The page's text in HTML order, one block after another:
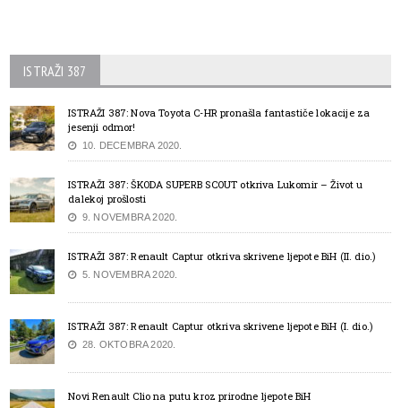
ISTRAŽI 387
ISTRAŽI 387: Nova Toyota C-HR pronašla fantastiče lokacije za
jesenji odmor!
10. DECEMBRA 2020.
ISTRAŽI 387: ŠKODA SUPERB SCOUT otkriva Lukomir – Život u
dalekoj prošlosti
9. NOVEMBRA 2020.
ISTRAŽI 387: Renault Captur otkriva skrivene ljepote BiH (II. dio.)
5. NOVEMBRA 2020.
ISTRAŽI 387: Renault Captur otkriva skrivene ljepote BiH (I. dio.)
28. OKTOBRA 2020.
Novi Renault Clio na putu kroz prirodne ljepote BiH